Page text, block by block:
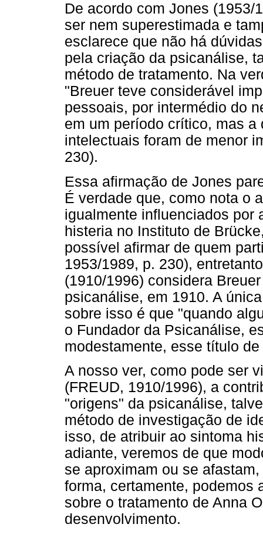
De acordo com Jones (1953/
ser nem superestimada e
esclarece que não há
pela criação da psicanálise,
método de tratamento. Na
"Breuer teve considerável
pessoais, por intermédio do
em um período crítico, mas
intelectuais foram de menor
230).
Essa afirmação de Jones
É verdade que, como nota o
igualmente influenciados por
histeria no Instituto de
possível afirmar de quem
1953/1989, p. 230),
(1910/1996) considera
psicanálise, em 1910. A
sobre isso é que "quando
o Fundador da Psicanálise,
modestamente, esse título
A nosso ver, como pode ser
(FREUD, 1910/1996), a
"origens" da psicanálise,
método de investigação de
isso, de atribuir ao sintoma
adiante, veremos de que
se aproximam ou se
forma, certamente, podemos
sobre o tratamento de Anna
desenvolvimento.